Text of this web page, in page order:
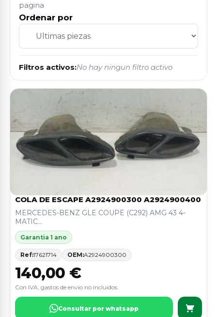
pagina
Ordenar por
Filtros activos:No hay ningun filtro activo
COLA DE ESCAPE A2924900300 A2924900400
MERCEDES-BENZ GLE COUPE (C292) AMG 43 4-
MATIC...
Garantia 1 ano
Ref:17621714 OEM:A2924900300
140,00 €
Con IVA, gastos de envio no incluidos.
Consultar por whatsapp